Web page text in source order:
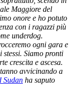
Maggiore del
onore e ho potuto
con i ragazzi più
underdog.
ogni gara e
stessi. Siamo pronti
crescita e ascesa.
avvicinando a
Sudan ha saputo